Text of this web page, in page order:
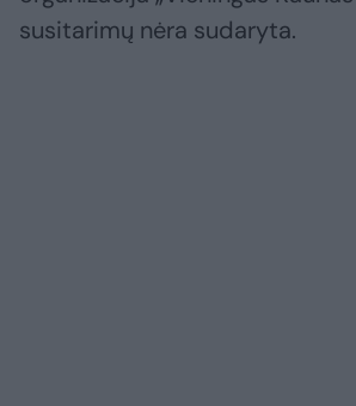
susitarimų nėra sudaryta.